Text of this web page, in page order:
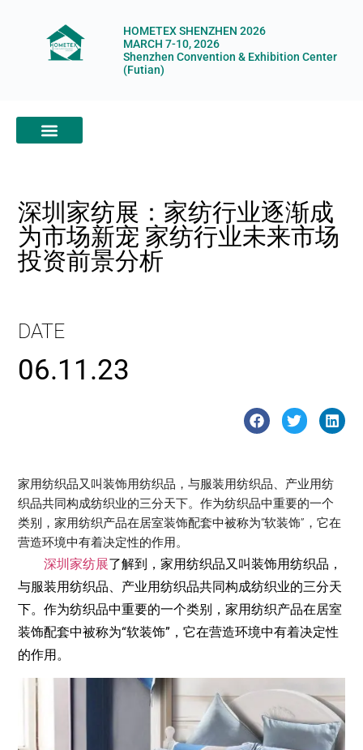
HOMETEX SHENZHEN 2026
MARCH 7-10, 2026
Shenzhen Convention & Exhibition Center
(Futian)
深圳家纺展：家纺行业逐渐成
为市场新宠 家纺行业未来市场
投资前景分析
DATE
06.11.23
家用纺织品又叫装饰用纺织品，与服装用纺织品、产业用纺
织品共同构成纺织业的三分天下。作为纺织品中重要的一个
类别，家用纺织产品在居室装饰配套中被称为“软装饰”，它在
营造环境中有着决定性的作用。
深圳家纺展了解到，家用纺织品又叫装饰用纺织品，
与服装用纺织品、产业用纺织品共同构成纺织业的三分天
下。作为纺织品中重要的一个类别，家用纺织产品在居室
装饰配套中被称为“软装饰”，它在营造环境中有着决定性
的作用。